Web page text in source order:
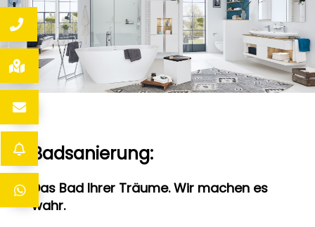
Badsanierung:
Das Bad Ihrer Träume. Wir machen es
wahr.